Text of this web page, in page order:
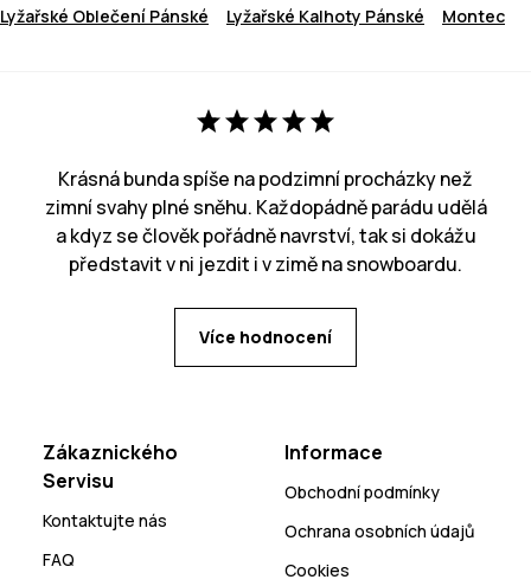
Lyžařské Oblečení Pánské Lyžařské Kalhoty Pánské Montec
Krásná bunda spíše na podzimní procházky než
zimní svahy plné sněhu. Každopádně parádu udělá
a kdyz se člověk pořádně navrství, tak si dokážu
představit v ni jezdit i v zimě na snowboardu.
Více hodnocení
Zákaznického
Servisu
Kontaktujte nás
FAQ
Informace
Obchodní podmínky
Ochrana osobních údajů
Cookies